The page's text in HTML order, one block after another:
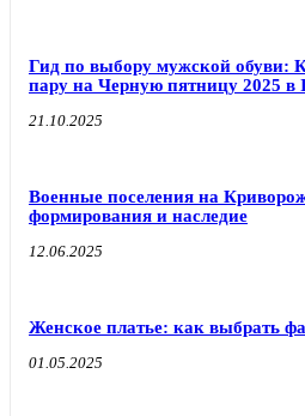
Гид по выбору мужской обуви:
пару на Черную пятницу 2025 в
21.10.2025
Военные поселения на
формирования и наследие
12.06.2025
Женское платье: как выбрать
01.05.2025